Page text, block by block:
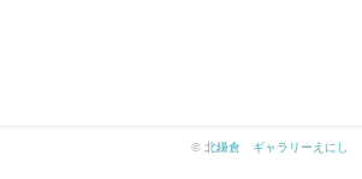
© 北鎌倉 ギャラリーえにし